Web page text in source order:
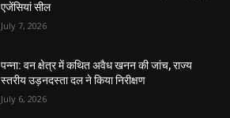
एजेंसियां सील
July 7, 2026
पन्ना: वन क्षेत्र में कथित अवैध खनन की जांच, राज्य
स्तरीय उड़नदस्ता दल ने किया निरीक्षण
July 6, 2026